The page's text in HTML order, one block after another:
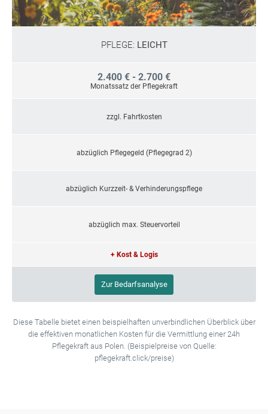
PFLEGE: LEICHT
2.400 € - 2.700 €
Monatssatz der Pflegekraft
zzgl. Fahrtkosten
abzüglich Pflegegeld (Pflegegrad 2)
abzüglich Kurzzeit- & Verhinderungspflege
abzüglich max. Steuervorteil
+ Kost & Logis
Zur Bedarfsanalyse
Diese Tabelle bietet einen beispielhaften unverbindlichen Überblick über
die effektiven monatlichen Kosten für die Vermittlung einer 24h
Pflegekraft aus Polen. (Beispielpreise von Quelle:
pflegekraft.click/preise)